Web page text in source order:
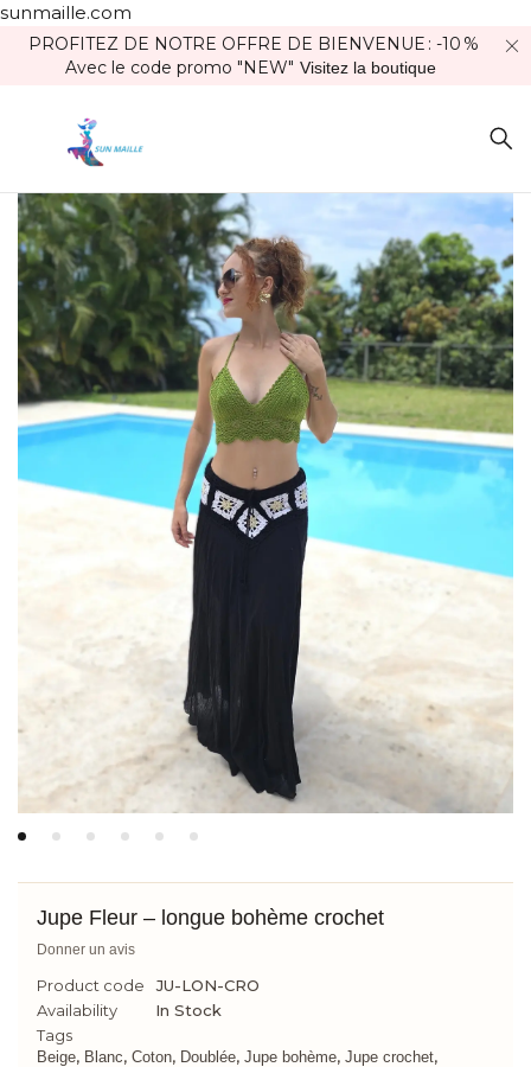
sunmaille.com
PROFITEZ DE NOTRE OFFRE DE BIENVENUE : -10 %
Avec le code promo "NEW" Visitez la boutique
Jupe Fleur – longue bohème crochet
Donner un avis
Product code
JU-LON-CRO
Availability
In Stock
Tags
Beige, Blanc, Coton, Doublée, Jupe bohème, Jupe crochet,